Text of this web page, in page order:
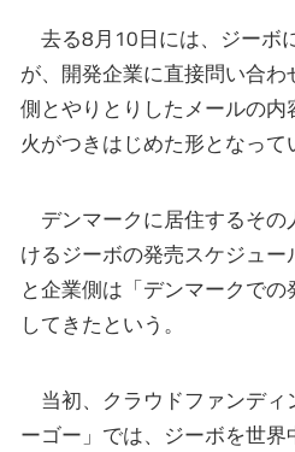
去る8月10日には、ジーボ
が、開発企業に直接問い合
側とやりとりしたメールの内
火がつきはじめた形となって
デンマークに居住するその
けるジーボの発売スケジュ
と企業側は「デンマークで
してきたという。
当初、クラウドファンデ
ーゴー」では、ジーボを世